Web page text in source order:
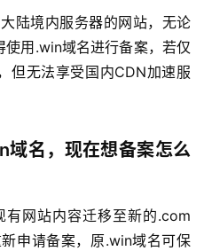
陆境内服务器的网站，无论
用.win域名进行备案，若仅
但无法享受国内CDN加速服
域名，现在想备案怎么
网站内容迁移至新的.com
申请备案，原.win域名可保